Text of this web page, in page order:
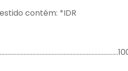
contém: *IDR